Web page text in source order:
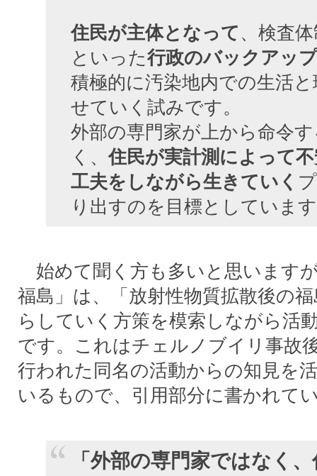
住民が主体となって 、検査
といった行政のバックアップ
積極的に汚染地内での生活
せていく試みです。
外部の専門家が上から命令
く、住民が実計測によって
工夫をしながら生きていく
り出すのを目標としていま
始めて聞く方も多いと思います
福島」は、「放射性物質拡散後の
らしていく方策を模索しながら活
です。これはチェルノブイリ事故
行われた同名の活動からの知見を
いるもので、引用部分に書かれて
「外部の専門家ではなく